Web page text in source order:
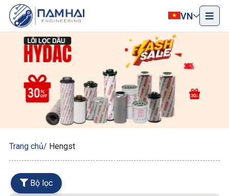
VN
Trang chủ Hengst
Bộ lọc